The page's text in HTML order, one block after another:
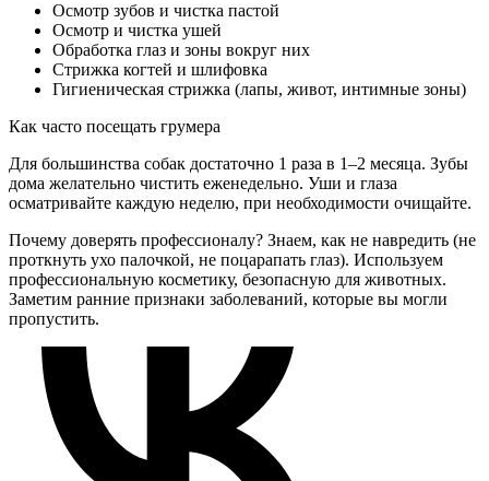
Осмотр зубов и чистка пастой
Осмотр и чистка ушей
Обработка глаз и зоны вокруг них
Стрижка когтей и шлифовка
Гигиеническая стрижка (лапы, живот, интимные зоны)
Как часто посещать грумера
Для большинства собак достаточно 1 раза в 1–2 месяца. Зубы
дома желательно чистить еженедельно. Уши и глаза
осматривайте каждую неделю, при необходимости очищайте.
Почему доверять профессионалу? Знаем, как не навредить (не
проткнуть ухо палочкой, не поцарапать глаз). Используем
профессиональную косметику, безопасную для животных.
Заметим ранние признаки заболеваний, которые вы могли
пропустить.